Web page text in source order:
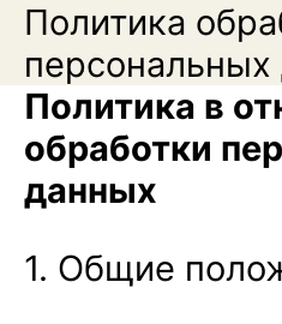
Политика
Политика в
обработки
данных
1. Общие